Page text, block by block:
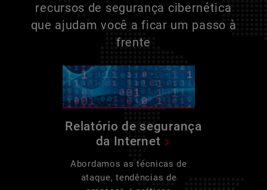
recursos de segurança cibernética
que ajudam você a ficar um passo à
frente
Relatório de segurança
da Internet
Abordamos as técnicas de
ataque, tendências de